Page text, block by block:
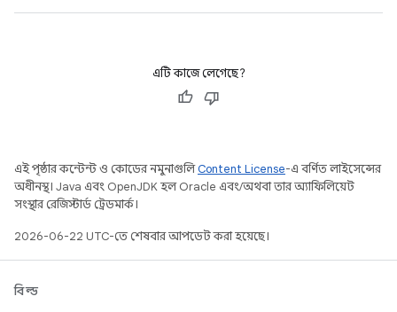
এটি কাজে লেগেছে?
এই পৃষ্ঠার কন্টেন্ট ও কোডের নমুনাগুলিContent License-এ বর্ণিত লাইসেন্সের
অধীনস্থ। Java এবং OpenJDK হল Oracle এবং/অথবা তার অ্যাফিলিয়েট
সংস্থার রেজিস্টার্ড ট্রেডমার্ক।
2026-06-22 UTC-তে শেষবার আপডেট করা হয়েছে।
বিল্ড